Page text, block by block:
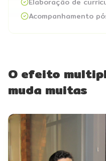
Acompanhamento
O efeito
muda muitas